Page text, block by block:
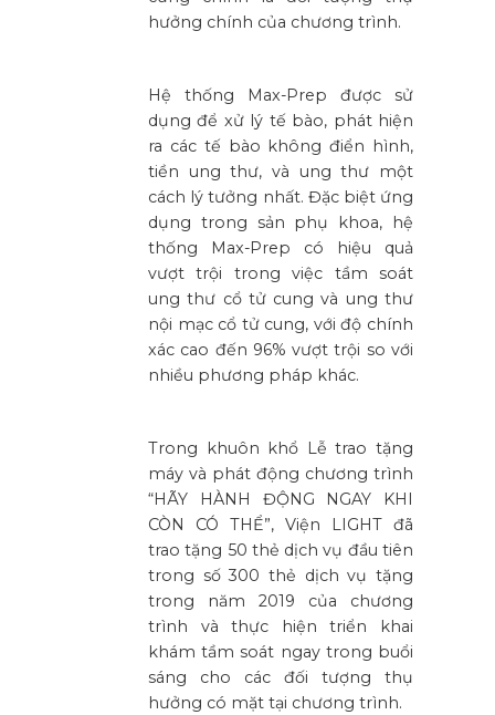
hưởng chính của chương trình.
Hệ thống Max-Prep được sử
dụng để xử lý tế bào, phát hiện
ra các tế bào không điển hình,
tiền ung thư, và ung thư một
cách lý tưởng nhất. Đặc biệt ứng
dụng trong sản phụ khoa, hệ
thống Max-Prep có hiệu quả
vượt trội trong việc tầm soát
ung thư cổ tử cung và ung thư
nội mạc cổ tử cung, với độ chính
xác cao đến 96% vượt trội so với
nhiều phương pháp khác.
Trong khuôn khổ Lễ trao tặng
máy và phát động chương trình
“HÃY HÀNH ĐỘNG NGAY KHI
CÒN CÓ THỂ”, Viện LIGHT đã
trao tặng 50 thẻ dịch vụ đầu tiên
trong số 300 thẻ dịch vụ tặng
trong năm 2019 của chương
trình và thực hiện triển khai
khám tầm soát ngay trong buổi
sáng cho các đối tượng thụ
hưởng có mặt tại chương trình.